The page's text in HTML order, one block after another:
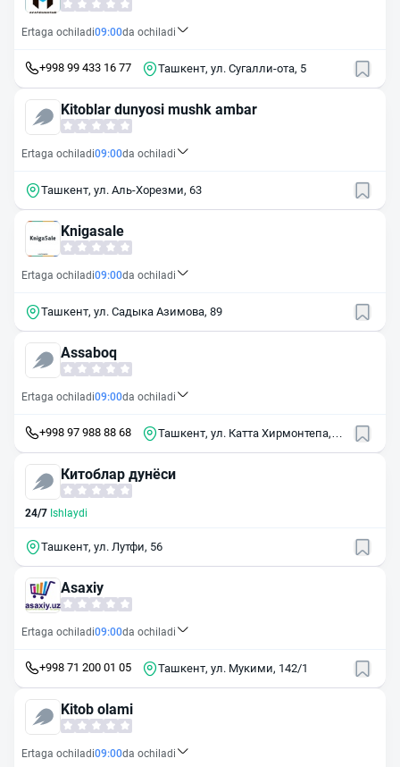
Ertaga ochiladi09:00da ochiladi
+998 99 433 16 77 Ташкент, ул. Сугалли-ота, 5
Kitoblar dunyosi mushk ambar
Ertaga ochiladi09:00da ochiladi
Ташкент, ул. Аль-Хорезми, 63
Knigasale
Ertaga ochiladi09:00da ochiladi
Ташкент, ул. Садыка Азимова, 89
Assaboq
Ertaga ochiladi09:00da ochiladi
+998 97 988 88 68
Ташкент, ул. Катта Хирмонтепа,
Китоблар дунёси
24/7 Ishlaydi
Ташкент, ул. Лутфи, 56
Asaxiy
Ertaga ochiladi09:00da ochiladi
+998 71 200 01 05 Ташкент, ул. Мукими, 142/1
Kitob olami
Ertaga ochiladi09:00da ochiladi